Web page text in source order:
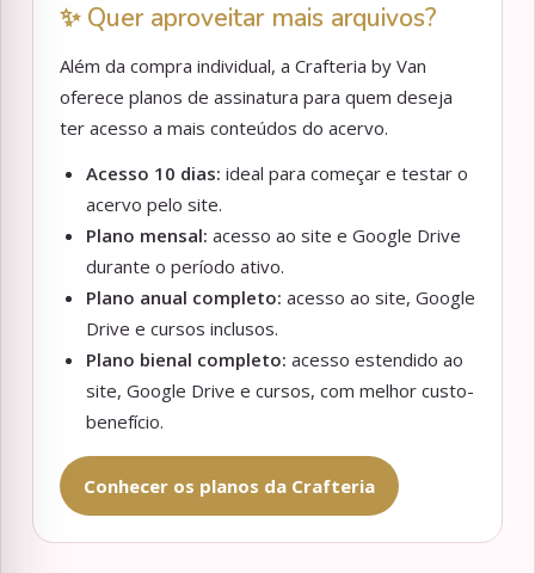
✨ Quer aproveitar mais arquivos?
Além da compra individual, a Crafteria by Van
oferece planos de assinatura para quem deseja
ter acesso a mais conteúdos do acervo.
Acesso 10 dias: ideal para começar e testar o
acervo pelo site.
Plano mensal: acesso ao site e Google Drive
durante o período ativo.
Plano anual completo: acesso ao site, Google
Drive e cursos inclusos.
Plano bienal completo: acesso estendido ao
site, Google Drive e cursos, com melhor custo-
benefício.
Conhecer os planos da Crafteria